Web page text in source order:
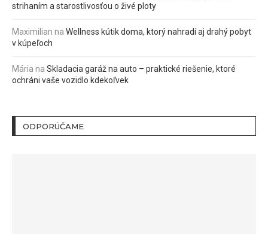
strihaním a starostlivosťou o živé ploty
Maximilian na Wellness kútik doma, ktorý nahradí aj drahý pobyt
v kúpeľoch
Mária na Skladacia garáž na auto – praktické riešenie, ktoré
ochráni vaše vozidlo kdekoľvek
ODPORÚČAME